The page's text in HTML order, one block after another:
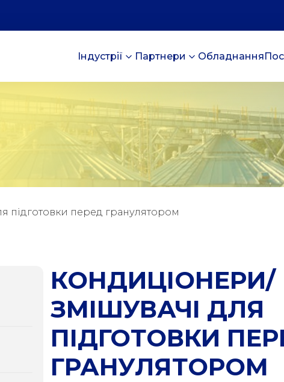
Індустрії Партнери Обладнання
підготовки перед гранулятором
КОНДИЦІОНЕРИ/
ЗМІШУВАЧІ ДЛЯ
ПІДГОТОВКИ
ГРАНУЛЯТОРОМ